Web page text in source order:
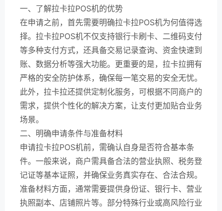
一、了解拉卡拉POS机的优势
在申请之前，首先需要明确拉卡拉POS机为何值得选
择。拉卡拉POS机不仅支持银行卡刷卡、二维码支付
等多种支付方式，还具备交易记录查询、资金快速到
账、数据分析等强大功能。更重要的是，拉卡拉拥有
严格的安全防护体系，确保每一笔交易的安全无忧。
此外，拉卡拉还提供定制化服务，可根据不同商户的
需求，提供个性化的解决方案，让支付更加贴合业务
场景。
二、明确申请条件与准备材料
申请拉卡拉POS机前，需确认自身是否符合基本条
件。一般来说，商户需具备合法的营业执照、税务登
记证等基本证照，并确保业务真实存在、合法合规。
准备材料方面，通常需要提供身份证、银行卡、营业
执照副本、店铺照片等。部分特殊行业或高风险行业